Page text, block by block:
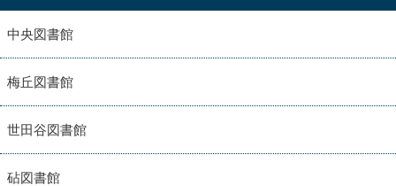
中央図書館
梅丘図書館
世田谷図書館
砧図書館